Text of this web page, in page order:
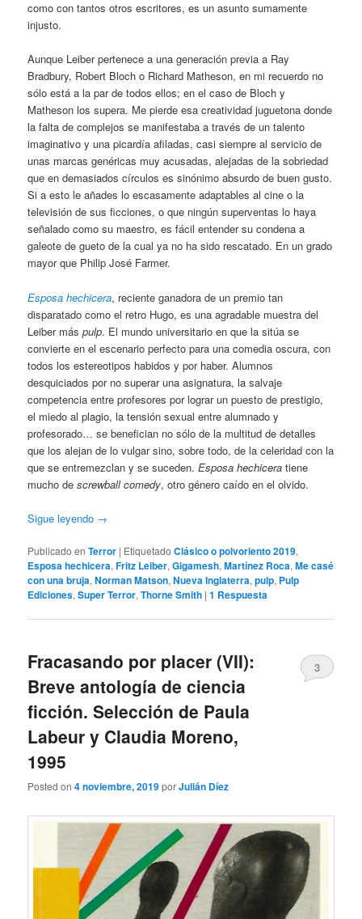
como con tantos otros escritores, es un asunto sumamente
injusto.
Aunque Leiber pertenece a una generación previa a Ray
Bradbury, Robert Bloch o Richard Matheson, en mi recuerdo no
sólo está a la par de todos ellos; en el caso de Bloch y
Matheson los supera. Me pierde esa creatividad juguetona donde
la falta de complejos se manifestaba a través de un talento
imaginativo y una picardía afiladas, casi siempre al servicio de
unas marcas genéricas muy acusadas, alejadas de la sobriedad
que en demasiados círculos es sinónimo absurdo de buen gusto.
Si a esto le añades lo escasamente adaptables al cine o la
televisión de sus ficciones, o que ningún superventas lo haya
señalado como su maestro, es fácil entender su condena a
galeote de gueto de la cual ya no ha sido rescatado. En un grado
mayor que Philip José Farmer.
Esposa hechicera, reciente ganadora de un premio tan
disparatado como el retro Hugo, es una agradable muestra del
Leiber máspulp. El mundo universitario en que la sitúa se
convierte en el escenario perfecto para una comedia oscura, con
todos los estereotipos habidos y por haber. Alumnos
desquiciados por no superar una asignatura, la salvaje
competencia entre profesores por lograr un puesto de prestigio,
el miedo al plagio, la tensión sexual entre alumnado y
profesorado… se benefician no sólo de la multitud de detalles
que los alejan de lo vulgar sino, sobre todo, de la celeridad con la
que se entremezclan y se suceden.Esposa hechicera tiene
mucho descrewball comedy, otro género caído en el olvido.
Sigue leyendo →
Publicado en Terror | Etiquetado Clásico o polvoriento 2019,
Esposa hechicera,Fritz Leiber,Gigamesh,Martínez Roca,Me casé
con una bruja,Norman Matson,Nueva Inglaterra,pulp, Pulp
Ediciones,Super Terror,Thorne Smith |1 Respuesta
Fracasando por placer (VII):
Breve antología de ciencia
ficción. Selección de Paula
Labeur y Claudia Moreno,
1995
Posted on4 noviembre, 2019porJulián Díez
3